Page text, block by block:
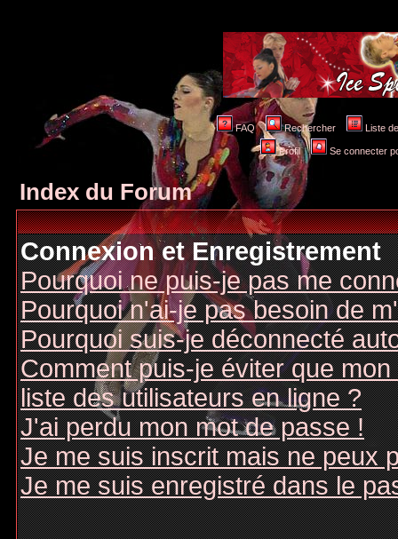
FAQ Rechercher Liste
Profil Se connecter
Index du Forum
Connexion et Enregistrement
Pourquoi ne puis-je pas me
Pourquoi n'ai-je pas besoin de
Pourquoi suis-je déconnecté
Comment puis-je éviter que
liste des utilisateurs en ligne ?
J'ai perdu mon mot de passe !
Je me suis inscrit mais ne peux
Je me suis enregistré dans le